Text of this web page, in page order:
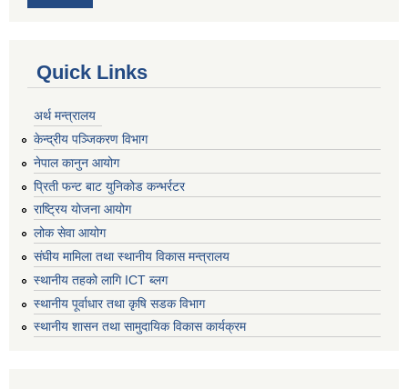
Quick Links
अर्थ मन्त्रालय
केन्द्रीय पञ्जिकरण विभाग
नेपाल कानुन आयोग
प्रिती फन्ट बाट युनिकोड कन्भर्रटर
राष्ट्रिय योजना आयोग
लोक सेवा आयोग
संघीय मामिला तथा स्थानीय विकास मन्त्रालय
स्थानीय तहको लागि ICT ब्लग
स्थानीय पूर्वाधार तथा कृषि सडक विभाग
स्थानीय शासन तथा सामुदायिक विकास कार्यक्रम